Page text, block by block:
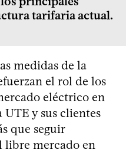
tarifaria actual.
medidas de la
el rol de los
eléctrico en
UTE y sus clientes
que seguir
libre mercado en